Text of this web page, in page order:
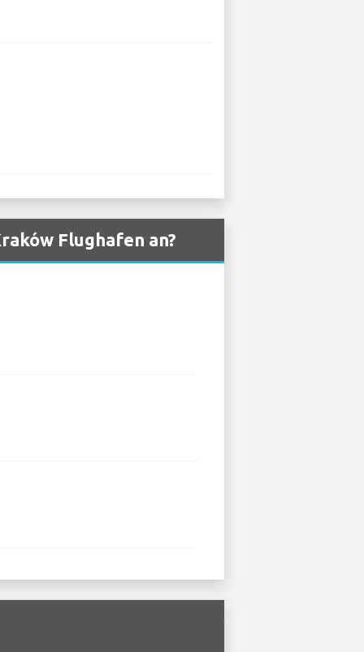
Flughafen an?